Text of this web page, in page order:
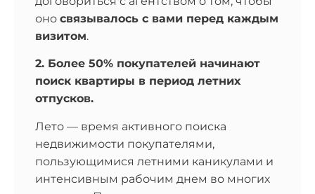
визитом.
2. Более 50% покупателей начинают
отпусков.
Лето — время активного поиска
пользующимися летними каникулами и
интенсивным рабочим днем во многих
отраслях. Поэтому очень важно иметь
специалистов, которые не закрывают